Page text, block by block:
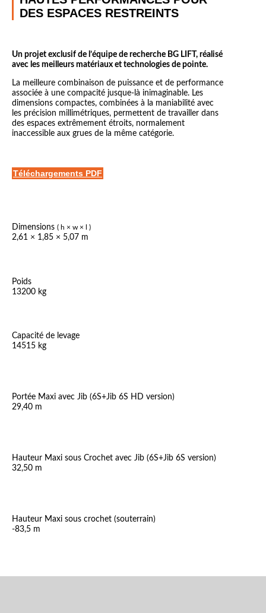
DES ESPACES RESTREINTS
Un projet exclusif de l’équipe de recherche BG LIFT, réalisé
avec les meilleurs matériaux et technologies de pointe.
La meilleure combinaison de puissance et de performance
associée à une compacité jusque-là inimaginable. Les
dimensions compactes, combinées à la maniabilité avec
les précision millimétriques, permettent de travailler dans
des espaces extrêmement étroits, normalement
inaccessible aux grues de la même catégorie.
Téléchargements PDF
Dimensions ( h × w × l )
2,61 × 1,85 × 5,07 m
Poids
13200 kg
Capacité de levage
14515 kg
Portée Maxi avec Jib (6S+Jib 6S HD version)
29,40 m
Hauteur Maxi sous Crochet avec Jib (6S+Jib 6S version)
32,50 m
Hauteur Maxi sous crochet (souterrain)
-83,5 m